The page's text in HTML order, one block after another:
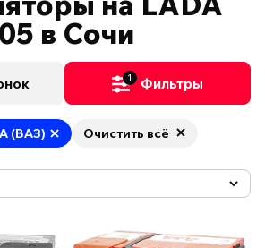
в Сочи
1 Фильтры
(ВАЗ) Очистить всё